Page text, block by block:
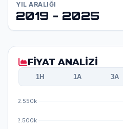
YIL ARALIĞI
2019 - 2025
FİYAT ANALİZİ
1H 1A 3A